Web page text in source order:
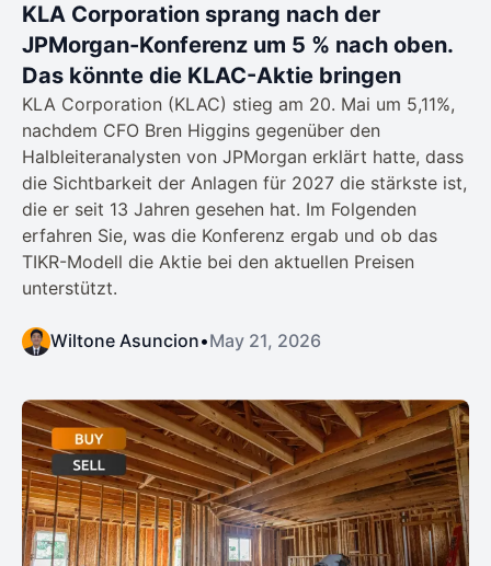
KLA Corporation sprang nach der
JPMorgan-Konferenz um 5 % nach oben.
Das könnte die KLAC-Aktie bringen
KLA Corporation (KLAC) stieg am 20. Mai um 5,11%,
nachdem CFO Bren Higgins gegenüber den
Halbleiteranalysten von JPMorgan erklärt hatte, dass
die Sichtbarkeit der Anlagen für 2027 die stärkste ist,
die er seit 13 Jahren gesehen hat. Im Folgenden
erfahren Sie, was die Konferenz ergab und ob das
TIKR-Modell die Aktie bei den aktuellen Preisen
unterstützt.
Wiltone Asuncion•May 21, 2026